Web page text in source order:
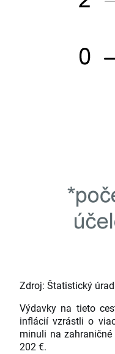
Zdroj: Štatistický
Výdavky na tieto
inflácií vzrástli o
minuli na
202 €.